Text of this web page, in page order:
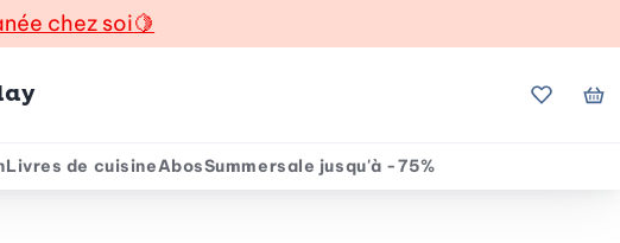
chez soi🍋
Mes
Livres de cuisineAbosSummersale jusqu'à -75%